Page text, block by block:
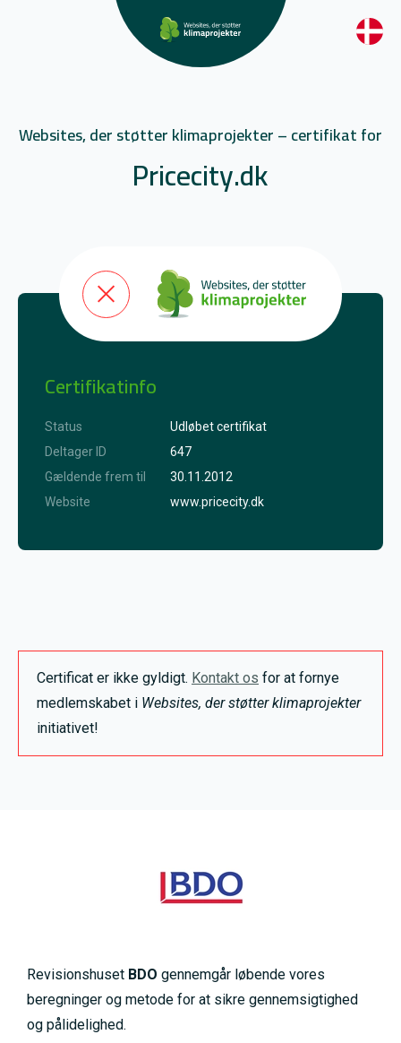
Websites, der støtter klimaprojekter – certifikat for
Pricecity.dk
Certifikatinfo
Status
Udløbet certifikat
Deltager ID
647
Gældende frem til
30.11.2012
Website
www.pricecity.dk
Certificat er ikke gyldigt. Kontakt os for at fornye
medlemskabet i Websites, der støtter klimaprojekter
initiativet!
Revisionshuset BDO gennemgår løbende vores
beregninger og metode for at sikre gennemsigtighed
og pålidelighed.